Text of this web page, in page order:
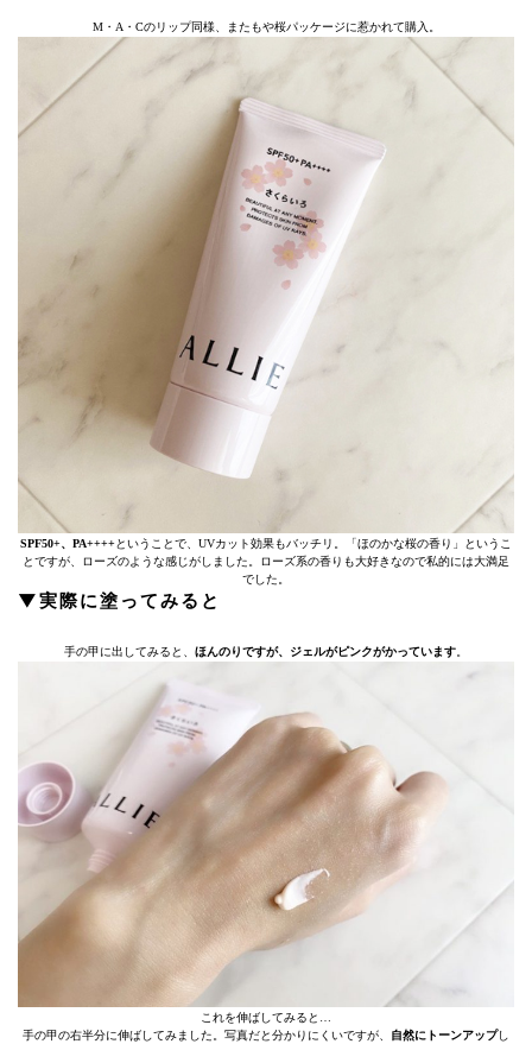
M・A・Cのリップ同様、またもや桜パッケージに惹かれて購入。
SPF50+、PA++++ということで、UVカット効果もバッチリ。「ほのかな桜の香り」というこ
とですが、ローズのような感じがしました。ローズ系の香りも大好きなので私的には大満足
でした。
▼実際に塗ってみると
手の甲に出してみると、 ほんのりですが、ジェルがピンクがかっています
これを伸ばしてみると…
手の甲の右半分に伸ばしてみました。写真だと分かりにくいですが、 自然にトーンアップし